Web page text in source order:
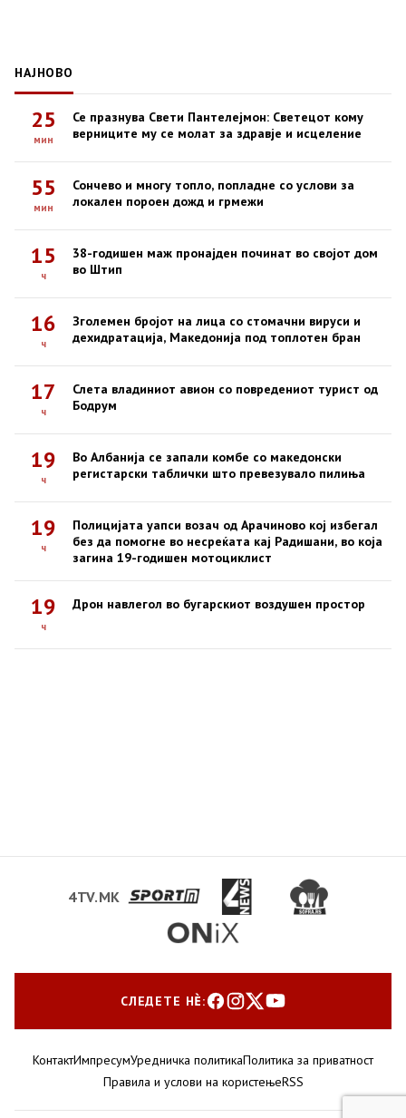
НАЈНОВО
25
мин
Се празнува Свети Пантелејмон: Светецот кому
верниците му се молат за здравје и исцеление
55
мин
Сончево и многу топло, попладне со услови за
локален пороен дожд и грмежи
15
ч
38-годишен маж пронајден починат во својот дом
во Штип
16
ч
Зголемен бројот на лица со стомачни вируси и
дехидратација, Македонија под топлотен бран
17
ч
Слета владиниот авион со повредениот турист од
Бодрум
19
ч
Во Албанија се запали комбе со македонски
регистарски таблички што превезувало пилиња
19
ч
Полицијата уапси возач од Арачиново кој избегал
без да помогне во несреќата кај Радишани, во која
загина 19-годишен мотоциклист
19
ч
Дрон навлегол во бугарскиот воздушен простор
4TV.MK
СЛЕДЕТЕ НЀ:
КонтактИмпресумУредничка политикаПолитика за приватност
Правила и услови на користењеRSS